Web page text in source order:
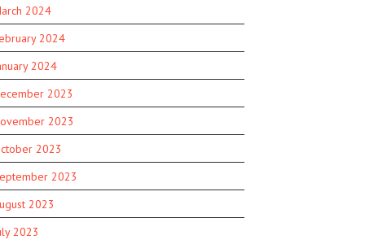
2024
2024
2024
2023
2023
2023
2023
2023
2023